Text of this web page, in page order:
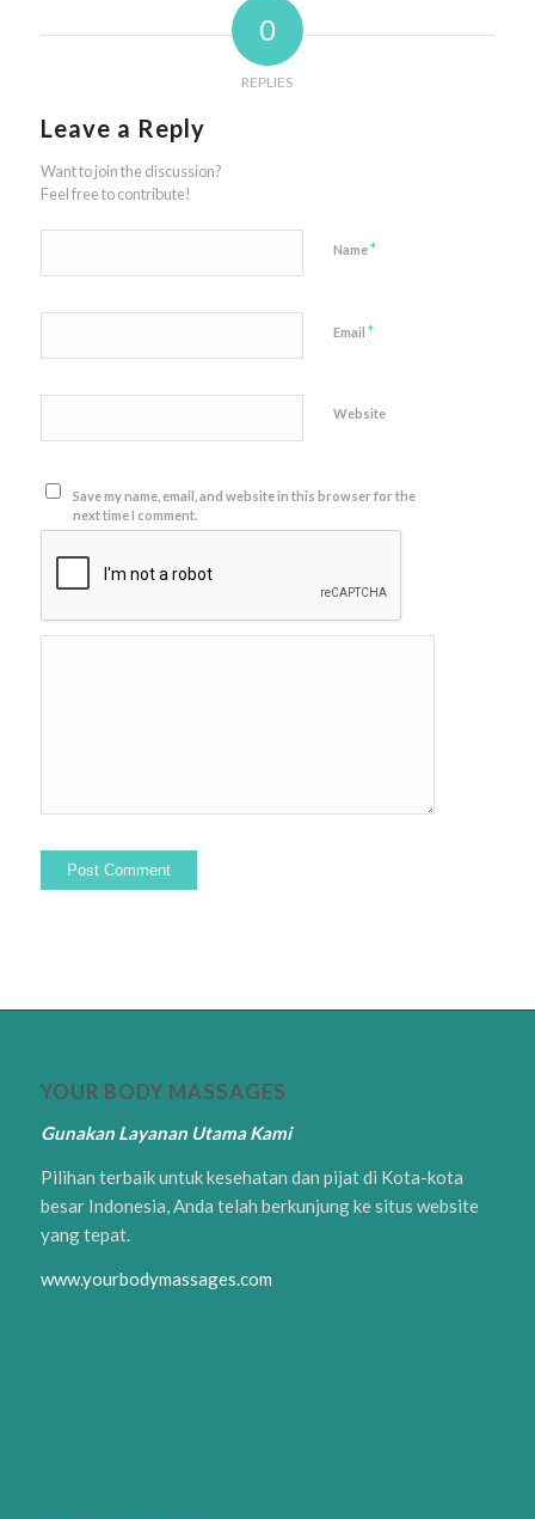
0
REPLIES
Leave a Reply
Want to join the discussion?
Feel free to contribute!
Name*
Email *
Website
Save my name, email, and website in this browser for the
next time I comment.
YOUR BODY MASSAGES
Gunakan Layanan Utama Kami
Pilihan terbaik untuk kesehatan dan pijat di Kota-kota
besar Indonesia, Anda telah berkunjung ke situs website
yang tepat.
www.yourbodymassages.com